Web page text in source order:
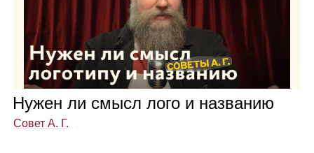
Нужен ли смысл лого и назва­нию
Совет А. Г.